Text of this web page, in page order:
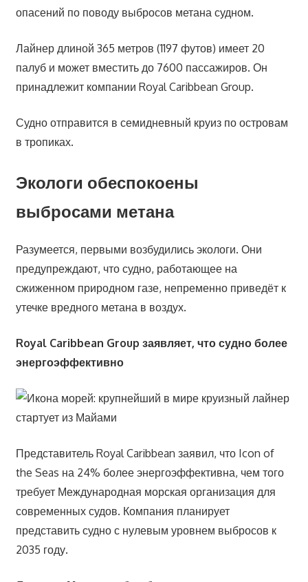
опасений по поводу выбросов метана судном.
Лайнер длиной 365 метров (1197 футов) имеет 20
палуб и может вместить до 7600 пассажиров. Он
принадлежит компании Royal Caribbean Group.
Судно отправится в семидневный круиз по островам
в тропиках.
Экологи обеспокоены
выбросами метана
Разумеется, первыми возбудились экологи. Они
предупреждают, что судно, работающее на
сжиженном природном газе, непременно приведёт к
утечке вредного метана в воздух.
Royal Caribbean Group заявляет, что судно более
энергоэффективно
Представитель Royal Caribbean заявил, что Icon of
the Seas на 24% более энергоэффективна, чем того
требует Международная морская организация для
современных судов. Компания планирует
представить судно с нулевым уровнем выбросов к
2035 году.